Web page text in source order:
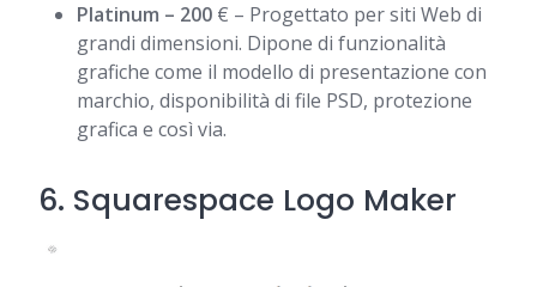
Platinum – 200 € – Progettato per siti Web di
grandi dimensioni. Dipone di funzionalità
grafiche come il modello di presentazione con
marchio, disponibilità di file PSD, protezione
grafica e così via.
6. Squarespace Logo Maker